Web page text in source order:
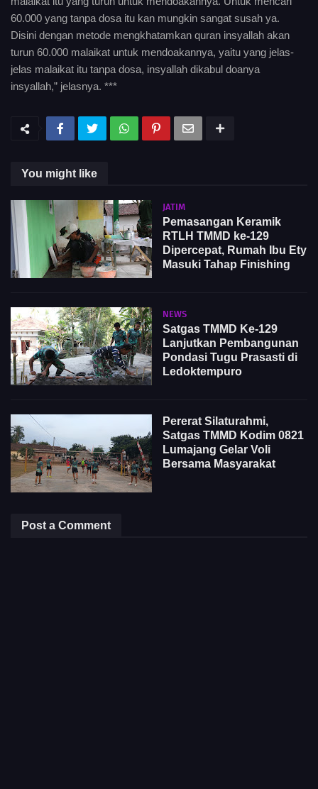
60.000 yang tanpa dosa itu kan mungkin sangat susah ya.
Disini dengan metode mengkhatamkan quran insyallah akan
turun 60.000 malaikat untuk mendoakannya, yaitu yang jelas-
jelas malaikat itu tanpa dosa, insyallah dikabul doanya
insyallah,” jelasnya. ***
You might like
JATIM
Pemasangan Keramik
RTLH TMMD ke-129
Dipercepat, Rumah Ibu Ety
Masuki Tahap Finishing
NEWS
Satgas TMMD Ke-129
Lanjutkan Pembangunan
Pondasi Tugu Prasasti di
Ledoktempuro
Pererat Silaturahmi,
Satgas TMMD Kodim 0821
Lumajang Gelar Voli
Bersama Masyarakat
Post a Comment